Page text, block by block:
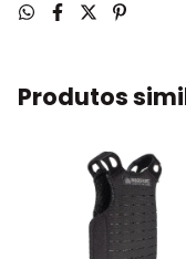
Produtos